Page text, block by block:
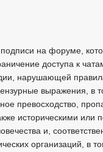
на форуме,
доступа к
нарушающей
выражения, в
превосходство,
историческими или
и,
организаций, в